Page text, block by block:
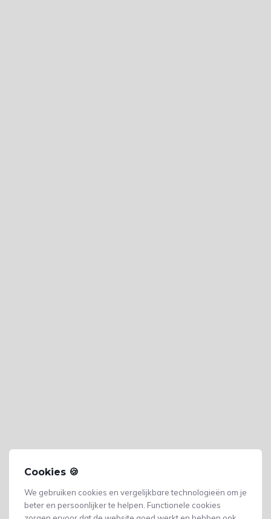
Cookies 🍪
We gebruiken cookies en vergelijkbare technologieën om je
beter en persoonlijker te helpen. Functionele cookies